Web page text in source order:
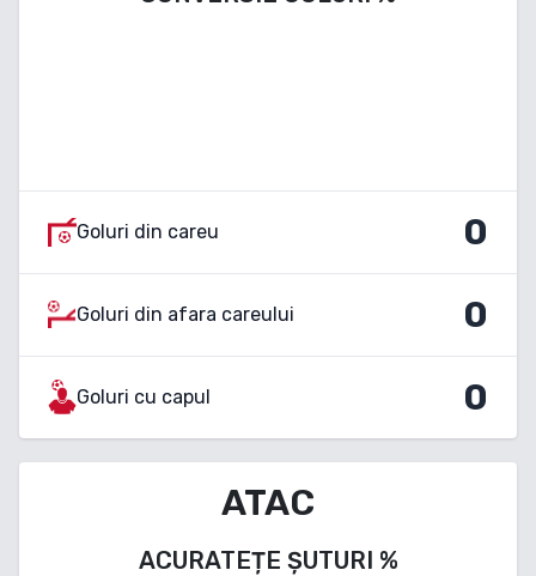
Goluri din careu 0
Goluri din afara careului 0
Goluri cu capul 0
ATAC
ACURATEȚE ȘUTURI %